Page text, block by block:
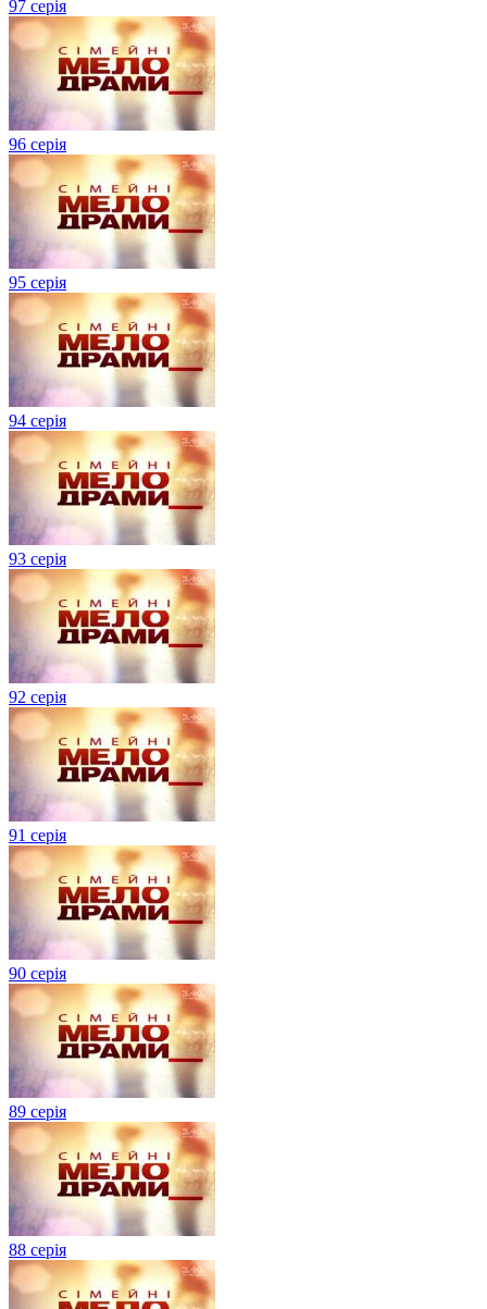
97 серія
96 серія
95 серія
94 серія
93 серія
92 серія
91 серія
90 серія
89 серія
88 серія